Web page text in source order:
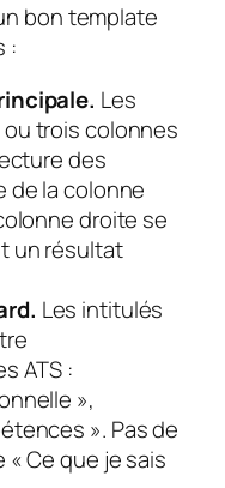
bon template
:
Les
trois colonnes
des
de la colonne
droite se
un résultat
Les intitulés
ATS :
»,
». Pas de
« Ce que je sais